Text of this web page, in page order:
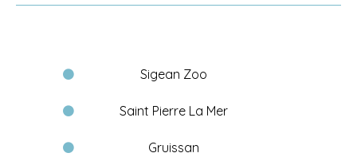
Sigean Zoo
Saint Pierre La Mer
Gruissan